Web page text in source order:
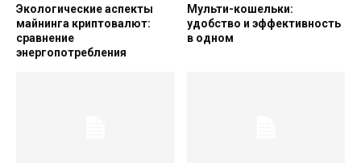
Экологические аспекты
майнинга криптовалют:
сравнение
энергопотребления
Мульти-кошельки:
удобство и эффективность
в одном